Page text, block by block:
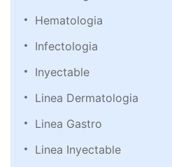
Hematologia
Infectologia
Inyectable
Linea Dermatologia
Linea Gastro
Linea Inyectable